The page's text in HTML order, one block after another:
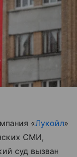
«Лукойл»
СМИ,
суд вызван